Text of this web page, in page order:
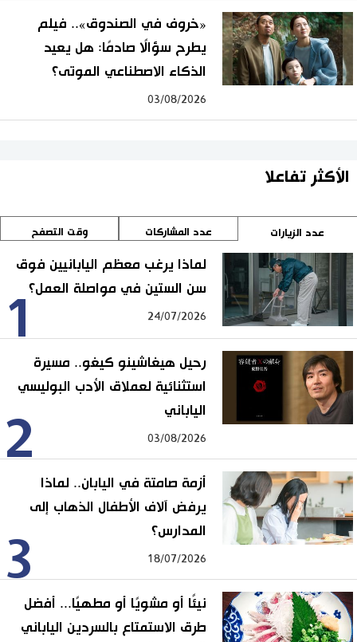
«خروف في الصندوق».. فيلم
يطرح سؤالًا صادمًا: هل يعيد
الذكاء الاصطناعي الموتى؟
03/08/2026
الأكثر تفاعلا
عدد الزيارات عدد المشاركات وقت التصفح
1
لماذا يرغب معظم اليابانيين فوق
سن الستين في مواصلة العمل؟
24/07/2026
2
رحيل هيغاشينو كيغو.. مسيرة
استثنائية لعملاق الأدب البوليسي
الياباني
03/08/2026
3
أزمة صامتة في اليابان.. لماذا
يرفض آلاف الأطفال الذهاب إلى
المدارس؟
18/07/2026
نيئًا أو مشويًا أو مطهيًا... أفضل
طرق الاستمتاع بالسردين الياباني